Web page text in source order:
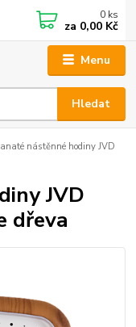
Menu
Hledat
0 ks
za 0,00 Kč
nástěnné hodiny JVD
JVD
dřeva